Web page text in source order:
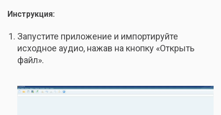
Инструкция:
Запустите приложение и импортируйте
исходное аудио, нажав на кнопку «Открыть
файл».